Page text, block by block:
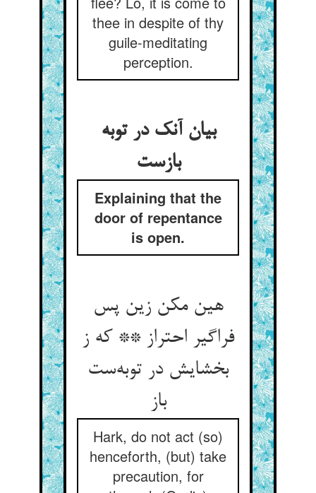
thee in despite of thy
guile-meditating
perception.
بیان آنک در توبه
بازست
Explaining that the
door of repentance
is open.
هین مکن زین پس
فراگیر احتراز ** که ز
بخشایش در توبه‌ست
باز
Hark, do not act (so)
henceforth, (but) take
precaution, for